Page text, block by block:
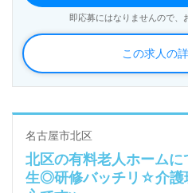
この求人の
即応募にはなりませんので、
名古屋市北区
北区の有料老人ホーム
生◎研修バッチリ☆介護